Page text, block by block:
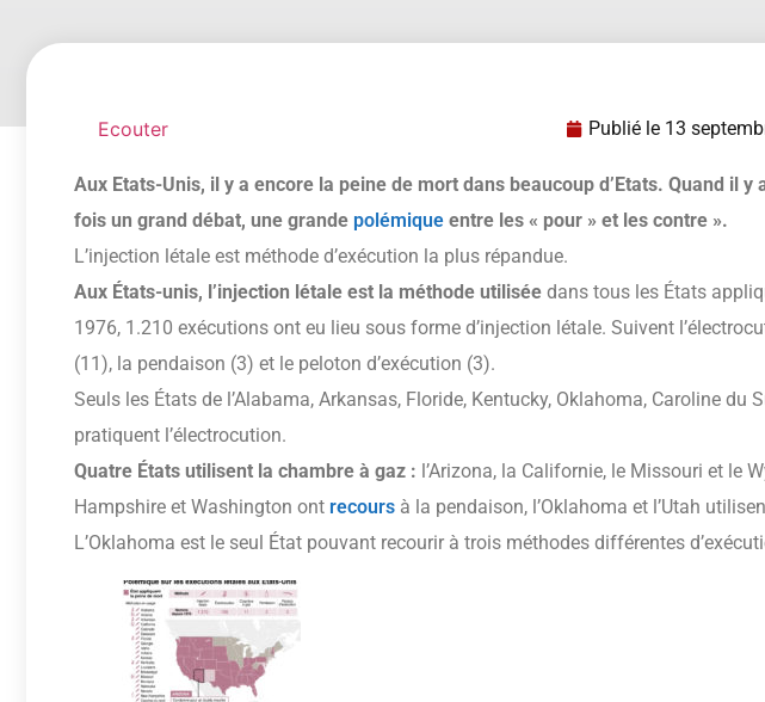
Ecouter Publié le 13
Aux Etats-Unis, il y a encore la peine de mort dans beaucoup d’Etats. Quand il y
fois un grand débat, une grande polémique entre les « pour » et les contre ».
L’injection létale est méthode d’exécution la plus répandue.
Aux États-unis, l’injection létale est la méthode utilisée dans tous les États
1976, 1.210 exécutions ont eu lieu sous forme d’injection létale. Suivent
(11), la pendaison (3) et le peloton d’exécution (3).
Seuls les États de l’Alabama, Arkansas, Floride, Kentucky, Oklahoma, Caroline du
pratiquent l’électrocution.
Quatre États utilisent la chambre à gaz : l’Arizona, la Californie, le Missouri et le
Hampshire et Washington ont recours à la pendaison, l’Oklahoma et l’Utah
L’Oklahoma est le seul État pouvant recourir à trois méthodes différentes